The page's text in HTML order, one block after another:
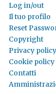
Log in/out
Il tuo profilo
Reset
Copyright
Privacy policy
Cookie policy
Contatti